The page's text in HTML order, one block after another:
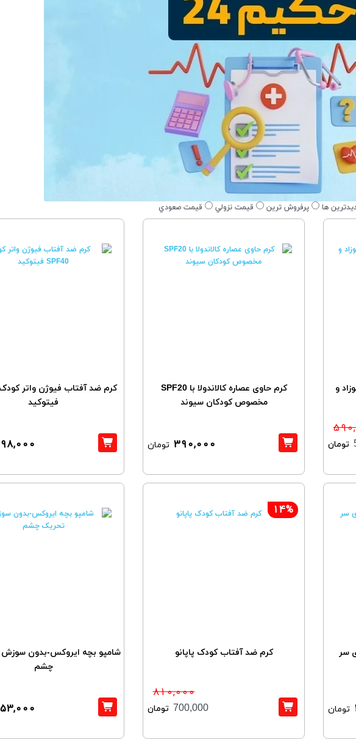
ها پرفروش ترين قيمت نزولي قيمت صعودي
و
تومان
کرم حاوی عصاره کالاندولا با SPF20
مخصوص کودکان سیوند
390,000 تومان
فیتوکید
سر
تومان
14%
کرم ضد آفتاب کودک پاپانو
810,000
700,000 تومان
شامپو بچه ایروکس-بدون
چشم